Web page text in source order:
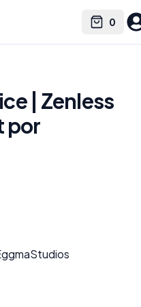
0
Cart
Select
| Zenless
por